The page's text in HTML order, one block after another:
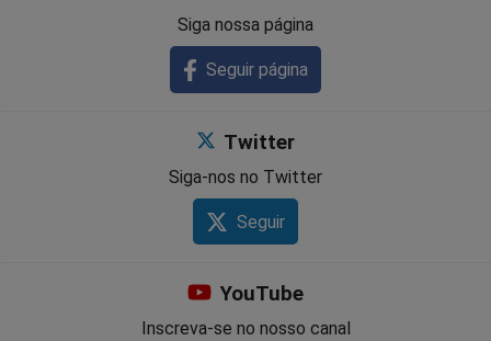
Siga nossa página
Seguir página
Twitter
Siga-nos no Twitter
Seguir
YouTube
Inscreva-se no nosso canal